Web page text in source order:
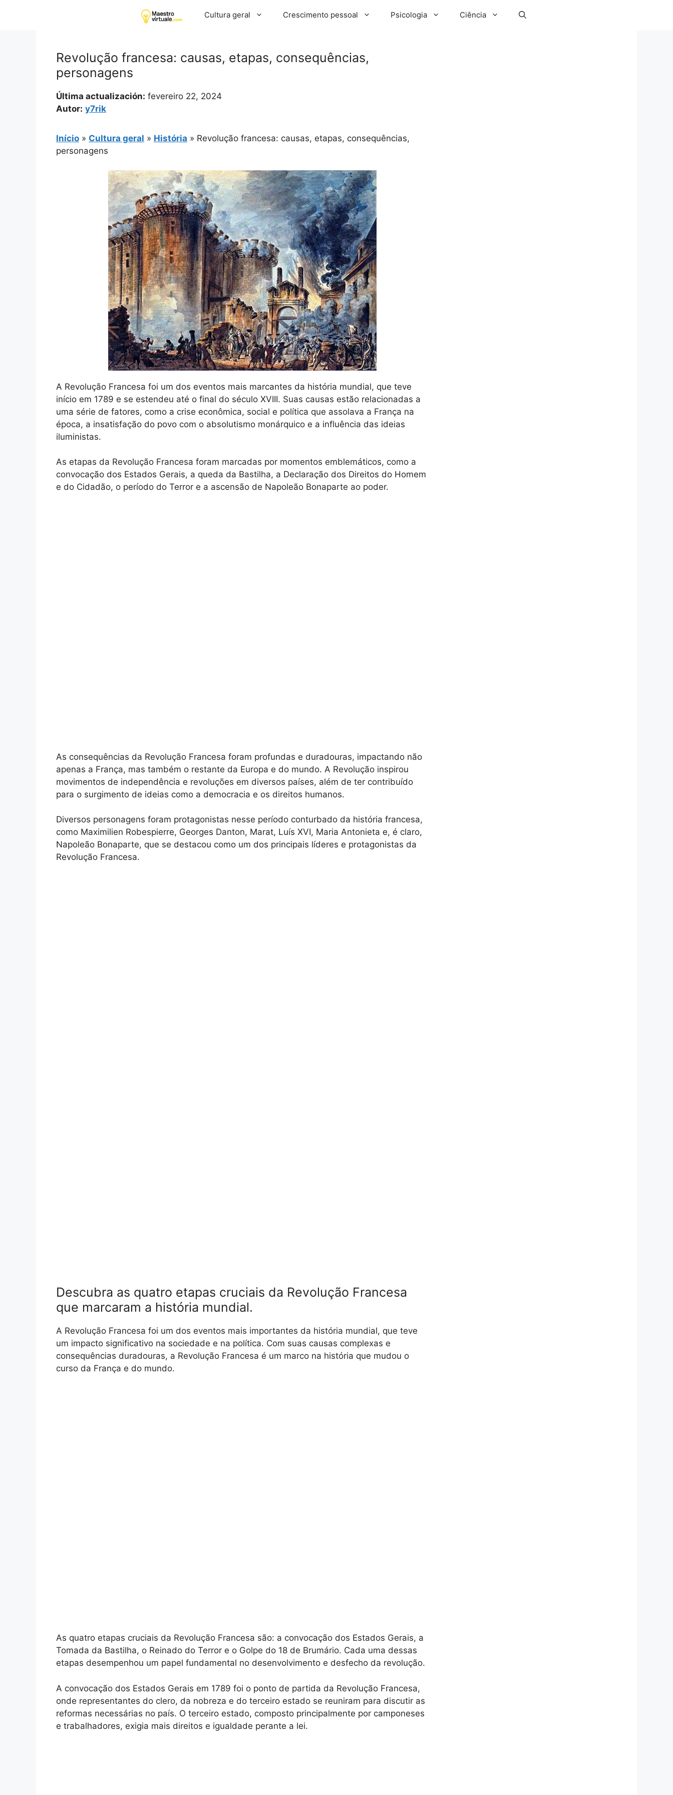
Cultura geral Crescimento pessoal Psicologia Ciência
Revolução francesa: causas, etapas, consequências,
personagens
Última actualización: fevereiro 22, 2024
Autor: y7rik
Início » Cultura geral » História » Revolução francesa: causas, etapas, consequências,
personagens
A Revolução Francesa foi um dos eventos mais marcantes da história mundial, que teve
início em 1789 e se estendeu até o final do século XVIII. Suas causas estão relacionadas a
uma série de fatores, como a crise econômica, social e política que assolava a França na
época, a insatisfação do povo com o absolutismo monárquico e a influência das ideias
iluministas.
As etapas da Revolução Francesa foram marcadas por momentos emblemáticos, como a
convocação dos Estados Gerais, a queda da Bastilha, a Declaração dos Direitos do Homem
e do Cidadão, o período do Terror e a ascensão de Napoleão Bonaparte ao poder.
As consequências da Revolução Francesa foram profundas e duradouras, impactando não
apenas a França, mas também o restante da Europa e do mundo. A Revolução inspirou
movimentos de independência e revoluções em diversos países, além de ter contribuído
para o surgimento de ideias como a democracia e os direitos humanos.
Diversos personagens foram protagonistas nesse período conturbado da história francesa,
como Maximilien Robespierre, Georges Danton, Marat, Luís XVI, Maria Antonieta e, é claro,
Napoleão Bonaparte, que se destacou como um dos principais líderes e protagonistas da
Revolução Francesa.
Descubra as quatro etapas cruciais da Revolução Francesa
que marcaram a história mundial.
A Revolução Francesa foi um dos eventos mais importantes da história mundial, que teve
um impacto significativo na sociedade e na política. Com suas causas complexas e
consequências duradouras, a Revolução Francesa é um marco na história que mudou o
curso da França e do mundo.
As quatro etapas cruciais da Revolução Francesa são: a convocação dos Estados Gerais, a
Tomada da Bastilha, o Reinado do Terror e o Golpe do 18 de Brumário. Cada uma dessas
etapas desempenhou um papel fundamental no desenvolvimento e desfecho da revolução.
A convocação dos Estados Gerais em 1789 foi o ponto de partida da Revolução Francesa,
onde representantes do clero, da nobreza e do terceiro estado se reuniram para discutir as
reformas necessárias no país. O terceiro estado, composto principalmente por camponeses
e trabalhadores, exigia mais direitos e igualdade perante a lei.